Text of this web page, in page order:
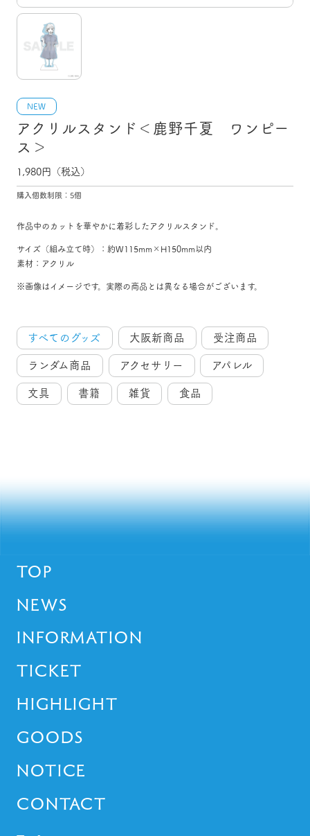
NEW
アクリルスタンド＜鹿野千夏 ワンピー
ス＞
1,980円（税込）
購入個数制限：5個
作品中のカットを華やかに着彩したアクリルスタンド。
サイズ（組み立て時）：約W115mm×H150mm以内
素材：アクリル
※画像はイメージです。実際の商品とは異なる場合がございます。
すべてのグッズ 大阪新商品 受注商品
ランダム商品 アクセサリー アパレル
文具 書籍 雑貨 食品
TOP
NEWS
INFORMATION
TICKET
HIGHLIGHT
GOODS
NOTICE
CONTACT